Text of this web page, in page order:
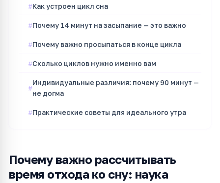
Как устроен цикл сна
Почему 14 минут на засыпание — это важно
Почему важно просыпаться в конце цикла
Сколько циклов нужно именно вам
Индивидуальные различия: почему 90 минут —
не догма
Практические советы для идеального утра
Почему важно рассчитывать
время отхода ко сну: наука